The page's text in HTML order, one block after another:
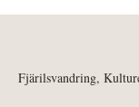
Fjärilsvandring,